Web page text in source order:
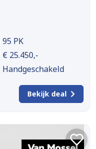
95 PK
€ 25.450,-
Handgeschakeld
Bekijk deal